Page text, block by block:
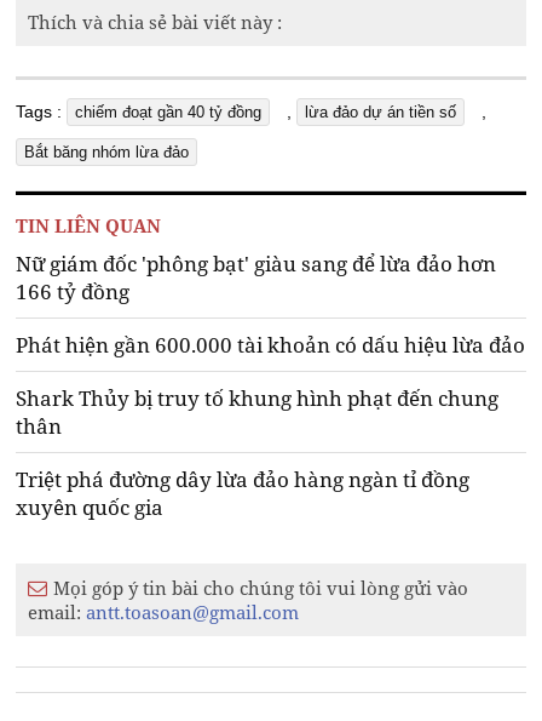
Thích và chia sẻ bài viết này :
Tags : chiếm đoạt gần 40 tỷ đồng lừa đảo dự án tiền số
Bắt băng nhóm lừa đảo
TIN LIÊN QUAN
Nữ giám đốc 'phông bạt' giàu sang để lừa đảo hơn
166 tỷ đồng
Phát hiện gần 600.000 tài khoản có dấu hiệu lừa đảo
Shark Thủy bị truy tố khung hình phạt đến chung
thân
Triệt phá đường dây lừa đảo hàng ngàn tỉ đồng
xuyên quốc gia
Mọi góp ý tin bài cho chúng tôi vui lòng gửi vào
email:antt.toasoan@gmail.com